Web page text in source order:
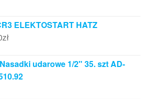
ELEKTOSTART HATZ
zł
udarowe 1/2" 35. szt AD-